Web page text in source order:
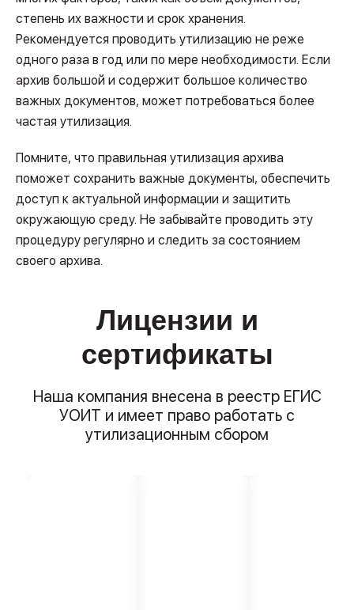
степень их важности и срок хранения.
Рекомендуется проводить утилизацию не реже
одного раза в год или по мере необходимости. Если
архив большой и содержит большое количество
важных документов, может потребоваться более
частая утилизация.
Помните, что правильная утилизация архива
поможет сохранить важные документы, обеспечить
доступ к актуальной информации и защитить
окружающую среду. Не забывайте проводить эту
процедуру регулярно и следить за состоянием
своего архива.
Лицензии и
сертификаты
Наша компания внесена в реестр ЕГИС
УОИТ и имеет право работать с
утилизационным сбором